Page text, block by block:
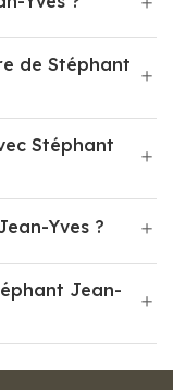
de Stéphant
Stéphant
Yves ?
Jean-